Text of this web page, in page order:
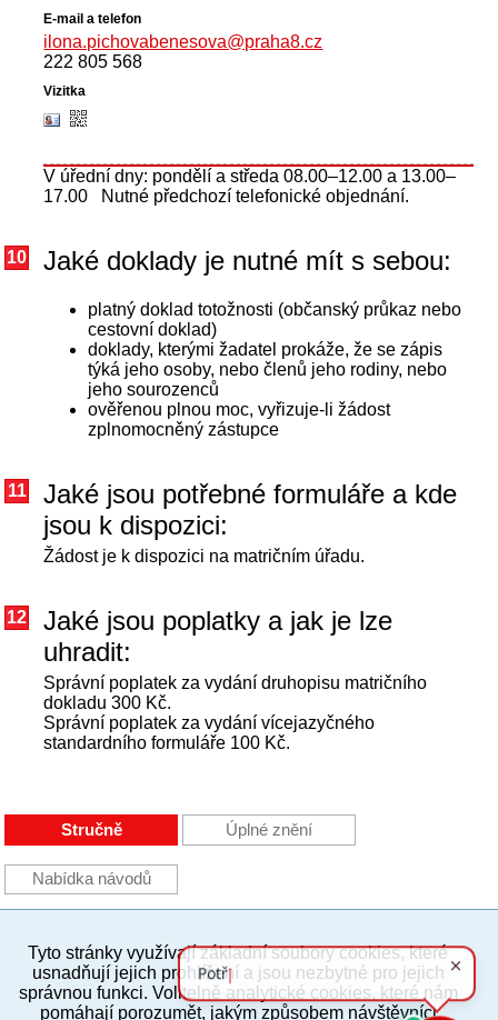
ilona.pichovabenesova@praha8.cz
222 805 568
V úřední dny: pondělí a středa 08.00–12.00 a 13.00–
17.00 Nutné předchozí telefonické objednání.
10 Jaké doklady je nutné mít s sebou:
platný doklad totožnosti (občanský průkaz nebo
cestovní doklad)
doklady, kterými žadatel prokáže, že se zápis
týká jeho osoby, nebo členů jeho rodiny, nebo
jeho sourozenců
ověřenou plnou moc, vyřizuje-li žádost
zplnomocněný zástupce
11
Jaké jsou potřebné formuláře a kde
jsou k dispozici:
Žádost je k dispozici na matričním úřadu.
12
Jaké jsou poplatky a jak je lze
uhradit:
Správní poplatek za vydání druhopisu matričního
dokladu 300 Kč.
Správní poplatek za vydání vícejazyčného
standardního formuláře 100 Kč.
Stručně Úplné znění
Nabídka návodů
PC verze ENG
Tyto stránky využívají základní soubory cookies, které
usnadňují jejich prohlížení a jsou nezbytné pro jejich
správnou funkci. Volitelně analytické cookies, které nám
pomáhají porozumět, jakým způsobem návštěvníci